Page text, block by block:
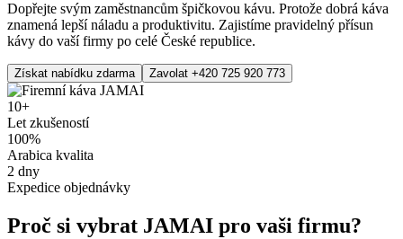
Dopřejte svým zaměstnancům špičkovou kávu. Protože dobrá káva
znamená lepší náladu a produktivitu. Zajistíme pravidelný přísun
kávy do vaší firmy po celé České republice.
Získat nabídku zdarma Zavolat +420 725 920 773
10+
Let zkušeností
100%
Arabica kvalita
2 dny
Expedice objednávky
Proč si vybrat JAMAI pro vaši firmu?